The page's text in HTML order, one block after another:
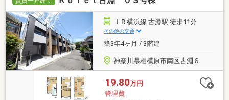
ＪＲ横浜線 古淵駅 徒歩11分
その他の交通
築3年4ヶ月 / 3階建
神奈川県相模原市南区古淵６
19.80万円
管理費-